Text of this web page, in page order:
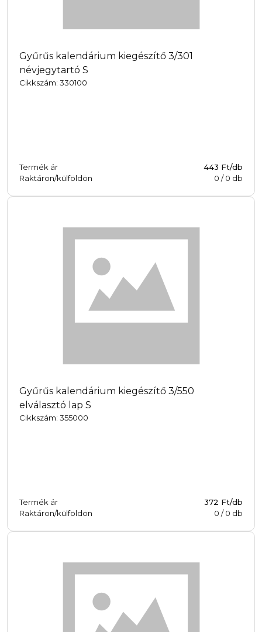
Gyűrűs kalendárium kiegészítő 3/301
névjegytartó S
Cikkszám: 330100
Termék ár
443 Ft/db
Raktáron/külföldön
0 /0 db
Gyűrűs kalendárium kiegészítő 3/550
elválasztó lap S
Cikkszám: 355000
Termék ár
372 Ft/db
Raktáron/külföldön
0 /0 db